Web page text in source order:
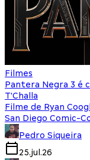
Filmes
Pantera Negra 3 é
T'Challa
Filme de Ryan
San Diego Comic-
Pedro Siqueira
25.jul.26